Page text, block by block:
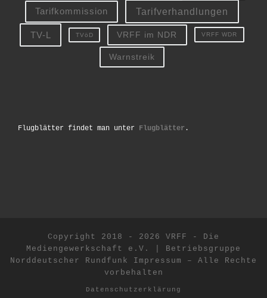
Tarifkommission Tarifverhandlungen
TV-L TVöD VRFF im NDR VRFF WDR
Warnstreik
Flugblätter findet man unter Flugblätter .
Copyright 2018 - 2026 VRFF - Die
Mediengewerkschaft e.V. | Betriebsgruppe
Norddeutscher Rundfunk
Impressum –
Alle Rechte
vorbehalten
Datenschutzerklärung